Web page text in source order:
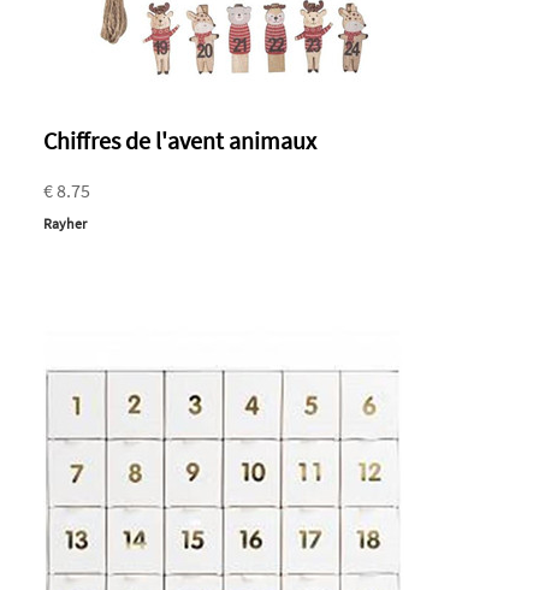
Chiffres de l'avent animaux
€ 8.75
Rayher